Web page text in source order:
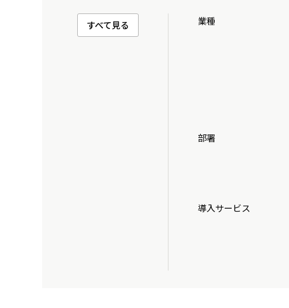
すべて見る 業種
部署
導入サービス